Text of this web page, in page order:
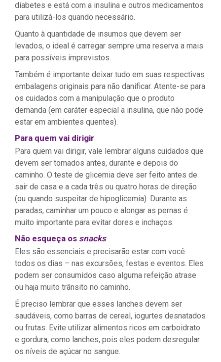
diabetes e está com a insulina e outros medicamentos
para utilizá-los quando necessário.
Quanto à quantidade de insumos que devem ser
levados, o ideal é carregar sempre uma reserva a mais
para possíveis imprevistos.
Também é importante deixar tudo em suas respectivas
embalagens originais para não danificar. Atente-se para
os cuidados com a manipulação que o produto
demanda (em caráter especial a insulina, que não pode
estar em ambientes quentes).
Para quem vai dirigir
Para quem vai dirigir, vale lembrar alguns cuidados que
devem ser tomados antes, durante e depois do
caminho. O teste de glicemia deve ser feito antes de
sair de casa e a cada três ou quatro horas de direção
(ou quando suspeitar de hipoglicemia). Durante as
paradas, caminhar um pouco e alongar as pernas é
muito importante para evitar dores e inchaços.
Não esqueça os snacks
Eles são essenciais e precisarão estar com você
todos os dias – nas excursões, festas e eventos. Eles
podem ser consumidos caso alguma refeição atrase
ou haja muito trânsito no caminho.
É preciso lembrar que esses lanches devem ser
saudáveis, como barras de cereal, iogurtes desnatados
ou frutas. Evite utilizar alimentos ricos em carboidrato
e gordura, como lanches, pois eles podem desregular
os níveis de açúcar no sangue.